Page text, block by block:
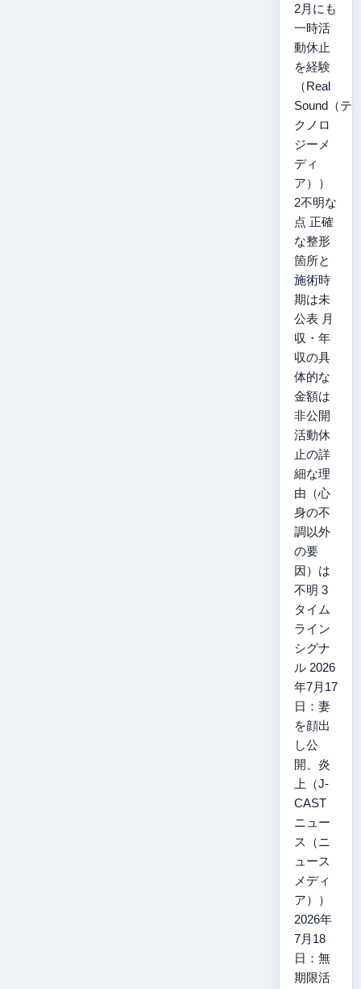
2月にも
一時活
動休止
を経験
（Real
Sound（テ
クノロ
ジーメ
ディ
ア））
2不明な
点 正確
な整形
箇所と
施術時
期は未
公表 月
収・年
収の具
体的な
金額は
非公開
活動休
止の詳
細な理
由（心
身の不
調以外
の要
因）は
不明 3
タイム
ライン
シグナ
ル 2026
年7月17
日：妻
を顔出
し公
開、炎
上（J-
CAST
ニュー
ス（ニ
ュース
メディ
ア））
2026年
7月18
日：無
期限活